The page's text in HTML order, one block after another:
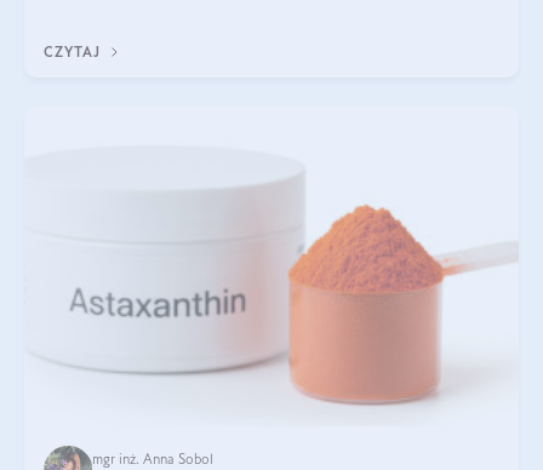
CZYTAJ
mgr inż. Anna Sobol